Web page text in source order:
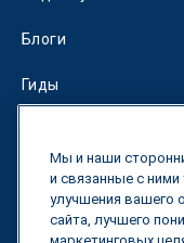
Блоги
Гиды
Калькулятор
Тарифный трекер
Мы и наши
и связанные с ними
улучшения вашего
сайта, лучшего